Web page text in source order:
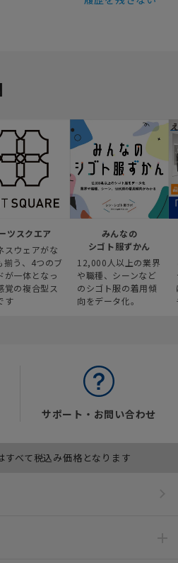
ツスクエア
スウェアがな
揃う、4つのブ
が一体となっ
覚の複合型ス
す
みんなの
シゴト服ずかん
12,000人以上の業界
や職種、シーンなど
のシゴト服の着用傾
向をデータ化。
サポート・お問い合わせ
べて税込み価格となります